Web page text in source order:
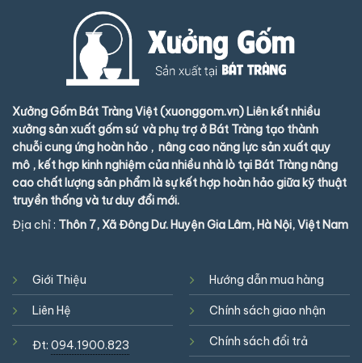
Xưởng Gốm Bát Tràng Việt (xuonggom.vn) Liên kết nhiều
xưởng sản xuất gốm sứ và phụ trợ ở Bát Tràng tạo thành
chuỗi cung ứng hoàn hảo , nâng cao năng lực sản xuất quy
mô , kết hợp kinh nghiệm của nhiều nhà lò tại Bát Tràng nâng
cao chất lượng sản phẩm là sự kết hợp hoàn hảo giữa kỹ thuật
truyền thống và tư duy đổi mới.
Địa chỉ : Thôn 7, Xã Đông Dư. Huyện Gia Lâm, Hà Nội, Việt Nam
Giới Thiệu
Liên Hệ
Đt: 094.1900.823
Hướng dẫn mua hàng
Chính sách giao nhận
Chính sách đổi trả